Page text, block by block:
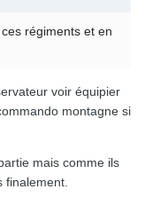
régiments et en
voir équipier
montagne si
mais comme ils
finalement.